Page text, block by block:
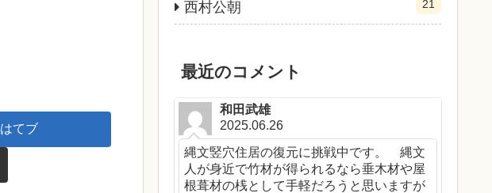
はてブ
西村公朝 21
最近のコメント
和田武雄
2025.06.26
縄文竪穴住居の復元に挑戦中です。 縄文
人が身近で竹材が得られるなら垂木材や屋
根葺材の桟として手軽だろうと思いますが